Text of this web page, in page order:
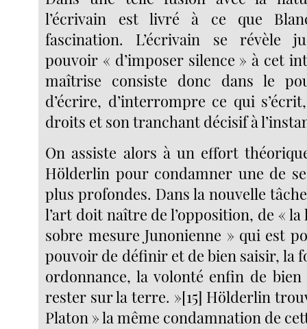
l’écrivain est livré à ce que
fascination. L’écrivain se révèle
pouvoir « d’imposer silence » à cet
maîtrise consiste donc dans le
d’écrire, d’interrompre ce qui
droits et son tranchant décisif à
On assiste alors à un effort
Hölderlin pour condamner une de
plus profondes. Dans la nouvelle
l’art doit naître de l’opposition, de «
sobre mesure Junonienne » qui est
pouvoir de définir et de bien saisir, la
ordonnance, la volonté enfin de
rester sur la terre. »[15] Hölderlin
Platon » la même condamnation de